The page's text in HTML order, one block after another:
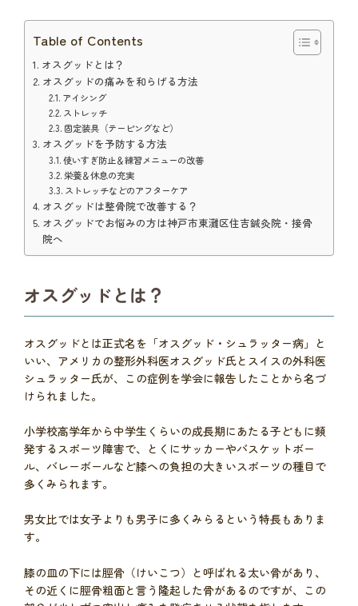
Table of Contents
オスグッドとは？
オスグッドの痛みを和らげる方法
アイシング
ストレッチ
固定装具（テーピングなど）
オスグッドを予防する方法
使いすぎ防止＆練習メニューの改善
栄養＆休息の充実
ストレッチなどのアフターケア
オスグッドは整骨院で改善する？
オスグッドでお悩みの方は神戸市東灘区住吉鍼灸院・接骨
院へ
オスグッドとは？
オスグッドとは正式名を「オスグッド・シュラッター病」と
いい、アメリカの整形外科医オスグッド氏とスイスの外科医
シュラッター氏が、この症例を学会に報告したことから名づ
けられました。
小学校高学年から中学生くらいの成長期にあたる子どもに頻
発するスポーツ障害で、とくにサッカーやバスケットボー
ル、バレーボールなど膝への負担の大きいスポーツの種目で
多くみられます。
男女比では女子よりも男子に多くみらるという特長もありま
す。
膝の皿の下には脛骨（けいこつ）と呼ばれる太い骨があり、
その近くに脛骨粗面と言う隆起した骨があるのですが、この